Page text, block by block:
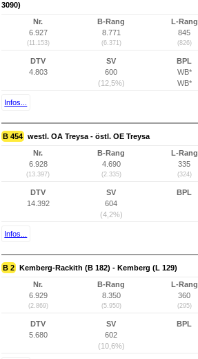
3090)
Nr.
6.927
(11.153)
B-Rang
8.771
(6.371)
L-Rang
845
(826)
DTV
4.803
SV
600
(12,5%)
BPL
WB*
WB*
Infos...
B 454 westl. OA Treysa - östl. OE Treysa
Nr.
6.928
(13.397)
B-Rang
4.690
(2.335)
L-Rang
335
(324)
DTV
14.392
SV
604
(4,2%)
BPL
Infos...
B 2 Kemberg-Rackith (B 182) - Kemberg (L 129)
Nr.
6.929
(2.869)
B-Rang
8.350
(5.950)
L-Rang
360
(295)
DTV
5.680
SV
602
(10,6%)
BPL